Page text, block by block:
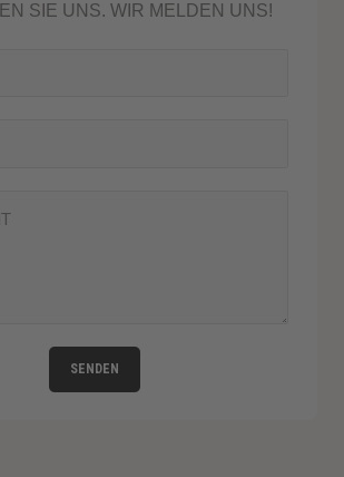
SIE UNS. WIR MELDEN UNS!
SENDEN